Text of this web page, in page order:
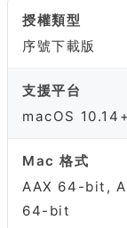
授權類型
序號下載版
支援平台
macOS
Mac 格式
AAX 64-bit,
64-bit